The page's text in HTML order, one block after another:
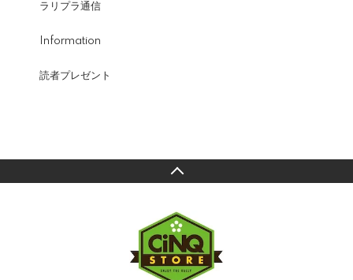
ラリプラ通信
Information
読者プレゼント